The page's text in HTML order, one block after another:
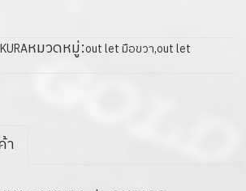
หมวดหมู่:out let มือขวา,out let
า